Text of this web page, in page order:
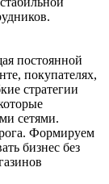
постоянной
покупателях,
стратегии
сетями.
Формируем
бизнес без